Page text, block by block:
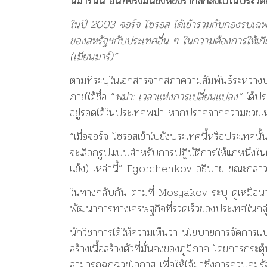
ในปี 2003 จอร์จ โซรอส ได้เข้าร่วมกับกองรบเ
ของสหรัฐฯกับประเทศอื่น ๆ ในความต้องการให้เ
(เมียนมาร์)”
ตามที่ระบุในเอกสารจากสภาความสัมพันธ์ระหว่
ภายใต้ชื่อ “พม่า: เวลาแห่งการเปลี่ยนแปลง”ได้ป
อยู่รอดได้ในประเทศพม่า หากปราศจากความช่วย
“เมื่อจอร์จ โซรอสเข้าไปยังประเทศนี้หรือประเ
จะเลือกรูปแบบสำหรับการปฏิบัติการให้แก่หนึ่งใ
แย้ง) เหล่านี้” Egorchenkov อธิบาย ขณะกล่า
ในทางกลับกัน ตามที่ Mosyakov ระบุ ดูเหมือน
พัฒนาการทางเศรษฐกิจที่รวดเร็วของประเทศใน
นักวิชาการได้ให้ความเห็นว่า นโยบายการจัดกา
สร้างเนื้อสร้างตัวที่มั่นคงของภูมิภาค โดยการกร